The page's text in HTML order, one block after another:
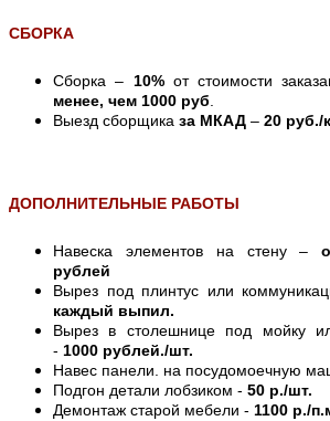
СБОРКА
Сборка – 10%от стоимости
менее, чем 1000 руб
Выезд сборщика за МКАД – 20 руб./
ДОПОЛНИТЕЛЬНЫЕ РАБОТЫ
Навеска элементов на стену –
рублей
Вырез под плинтус или
каждый выпил.
Вырез в столешнице под мойку
- 1000 рублей./шт.
Навес панели. на посудомоечную
Подгон детали лобзиком - 50 р./шт.
Демонтаж старой мебели - 1100 р./